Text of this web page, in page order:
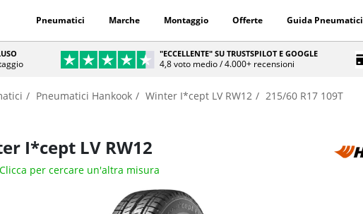
Pneumatici Marche Montaggio Offerte Guida Pneumatici
"ECCELLENTE" SU TRUSTSPILOT E GOOGLE
4,8 voto medio / 4.000+ recensioni
Pneumatici Hankook Winter I*cept LV RW12
215/60 R17 109T
I*cept LV RW12
Clicca per cercare un'altra misura